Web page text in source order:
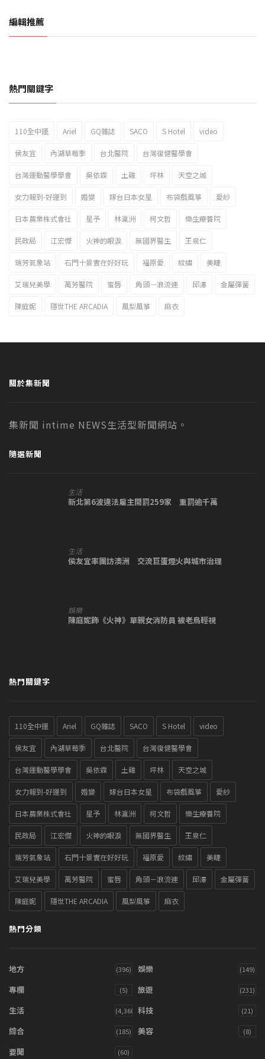
編輯推薦
2023新北市北海岸國際風箏節「風在石起」霸氣回歸
熱門關鍵字
110全中運 Ariel GQ雜誌 SACO S Hotel video
侯友宜 內湖草莓季 台北醫院 台灣復健醫學會
台灣運動醫學學會 吳依霖 土雞 坪林 天空之城
女力報到-好運到 婚變 嫁台日本女星 布袋戲風箏 愛紗
日本農業株式會社 星予 林瀛洲 柯文哲 樂生療養院
民政局 江宏傑 火神的眼淚 無國界醫生 王泉仁
瑞芳氣象站 石門十景實在好好玩 福原愛 紋繡 美睫
艾瑞兒美學 萬芳醫院 蜜唇 角頭－浪流連 邱澤 金屬彈簧
陳庭妮 隱世THE ARCADIA 風梨風箏 麻衣
關於集新聞
集新聞 intime NEWS生活型新聞網站。
隨選新聞
生活
新北第6波違法雇主開罰259家 重罰逾千萬
生活
侯友宜率團訪澳洲 交流巨蛋煙火與城市治理
娛樂
陳庭妮飾《火神》單親女消防員 被老鳥輕視
熱門關鍵字
110全中運 Ariel GQ雜誌 SACO S Hotel video
侯友宜 內湖草莓季 台北醫院 台灣復健醫學會
台灣運動醫學學會 吳依霖 土雞 坪林 天空之城
女力報到-好運到 婚變 嫁台日本女星 布袋戲風箏 愛紗
日本農業株式會社 星予 林瀛洲 柯文哲 樂生療養院
民政局 江宏傑 火神的眼淚 無國界醫生 王泉仁
瑞芳氣象站 石門十景實在好好玩 福原愛 紋繡 美睫
艾瑞兒美學 萬芳醫院 蜜唇 角頭－浪流連 邱澤 金屬彈簧
陳庭妮 隱世THE ARCADIA 風梨風箏 麻衣
熱門分類
地方 (396) 娛樂 (149)
專欄 (5) 旅遊 (231)
生活 (4,360) 科技 (21)
綜合 (185) 美容 (8)
要聞 (60)